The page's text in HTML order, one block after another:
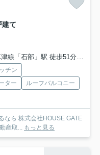
て
線「石部」駅 徒歩51分
チン
ター
ルーフバルコニー
なら 株式会社HOUSE GATE
産取... もっと見る